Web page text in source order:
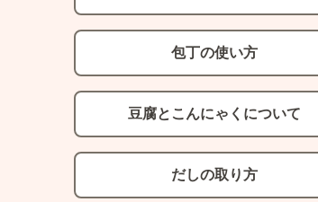
包丁の使い方
豆腐とこんにゃくについて
だしの取り方